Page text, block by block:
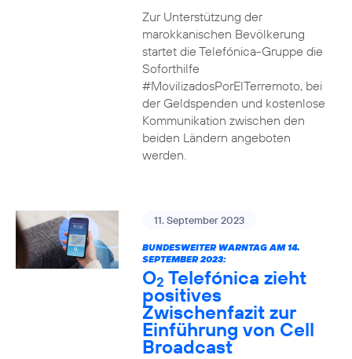
Zur Unterstützung der
marokkanischen Bevölkerung
startet die Telefónica-Gruppe die
Soforthilfe
#MovilizadosPorElTerremoto, bei
der Geldspenden und kostenlose
Kommunikation zwischen den
beiden Ländern angeboten
werden.
11. September 2023
BUNDESWEITER WARNTAG AM 14.
SEPTEMBER 2023:
O2 Telefónica zieht
positives
Zwischenfazit zur
Einführung von Cell
Broadcast